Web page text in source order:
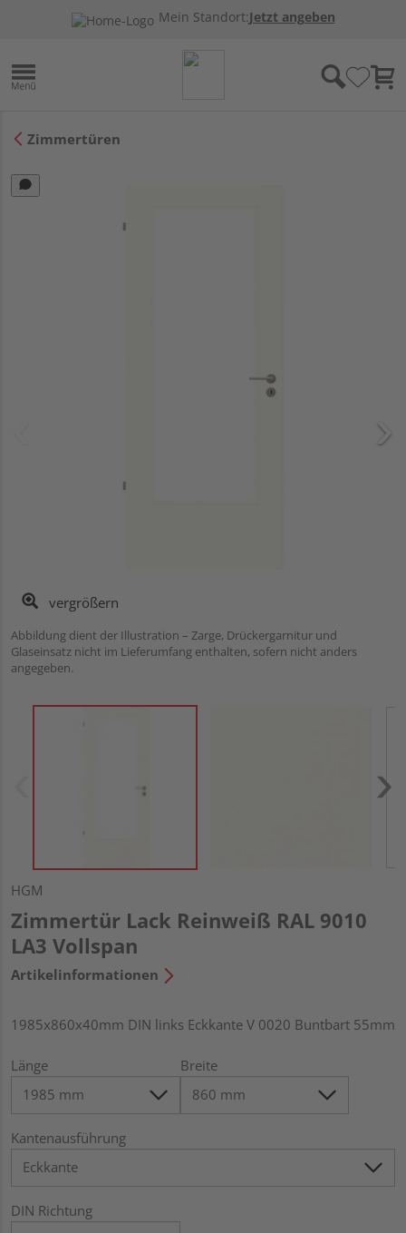
Mein Standort:Jetzt angeben
Zimmertüren
vergrößern
Abbildung dient der Illustration – Zarge, Drückergarnitur und
Glaseinsatz nicht im Lieferumfang enthalten, sofern nicht anders
angegeben.
HGM
Zimmertür Lack Reinweiß RAL 9010
LA3 Vollspan
Artikelinformationen
1985x860x40mm DIN links Eckkante V 0020 Buntbart 55mm
Länge Breite
Kantenausführung
DIN Richtung